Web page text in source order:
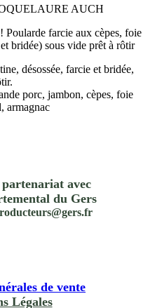
AUCH
désossée, farcie et bridée,
porc, jambon, cèpes, foie
armagnac
avec
du Gers
de vente
Légales